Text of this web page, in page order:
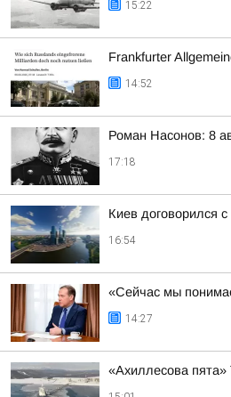
15:22
Frankfurter
14:52
Роман Насонов: 8
17:18
Киев договорился
16:54
«Сейчас мы
14:27
«Ахиллесова пята»